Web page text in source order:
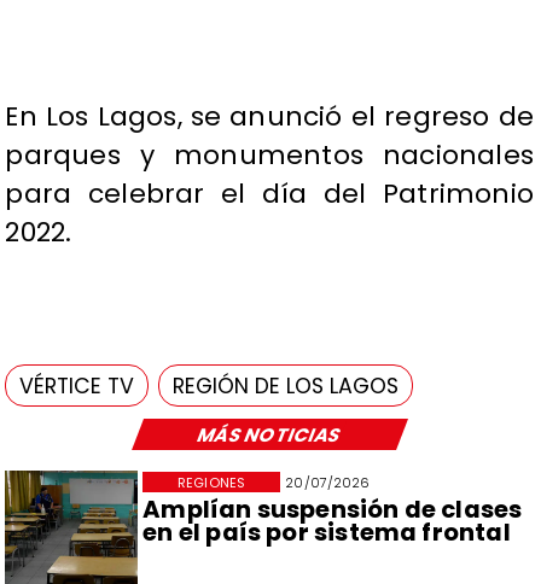
MÁS NOTICIAS
20/07/2026
Amplían suspensión de clases
en el país por sistema frontal
REGIONES
En Los Lagos, se anunció el regreso de
parques y monumentos nacionales
para celebrar el día del Patrimonio
2022.
VÉRTICE TV REGIÓN DE LOS LAGOS